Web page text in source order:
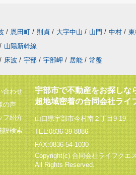
/ 恩田町 / 則貞 / 大字中山 / 山門 / 中村 / 東
/ 山陽新幹線
/ 床波 / 宇部 / 宇部岬 / 居能 / 常盤
合わせ
の声
フ紹介
設検索
宇部市で不動産をお探しな
超地域密着の合同会社ライ
山口県宇部市今村南２丁目9-19
TEL:0836-39-8886
FAX:0836-54-1030
Copyright(c) 合同会社ライフクエ
All Rights Reserved.